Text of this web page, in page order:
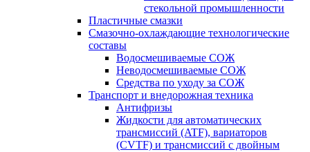
стекольной промышленности
Пластичные смазки
Смазочно-охлаждающие технологические
составы
Водосмешиваемые СОЖ
Неводосмешиваемые СОЖ
Средства по уходу за СОЖ
Транспорт и внедорожная техника
Антифризы
Жидкости для автоматических
трансмиссий (ATF), вариаторов
(CVTF) и трансмиссий с двойным